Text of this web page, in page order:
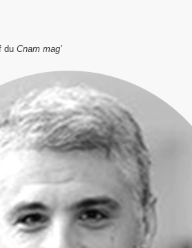
duCnam mag'